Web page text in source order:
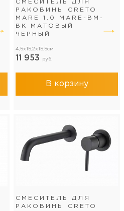
СМЕСИТЕЛЬ ДЛЯ
РАКОВИНЫ CRETO
MARE 1.0 MARE-BM-
BK МАТОВЫЙ
ЧЕРНЫЙ
4,5x15,2x15,5см
11 953 руб.
В корзину
СМЕСИТЕЛЬ ДЛЯ
РАКОВИНЫ CRETO